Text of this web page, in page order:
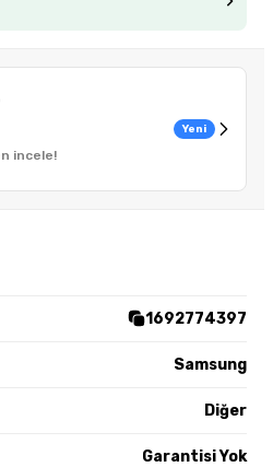
incele!
Yeni
1692774397
Samsung
Diğer
Garantisi Yok